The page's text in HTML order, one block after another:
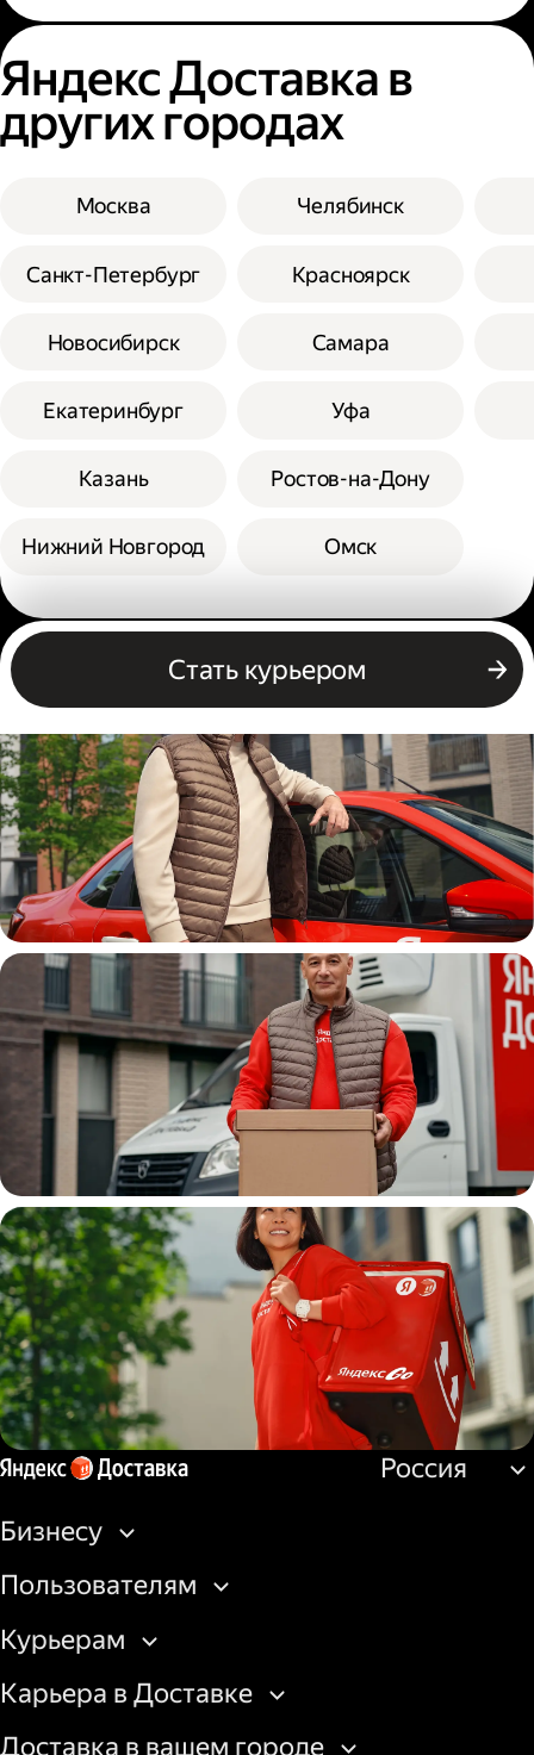
Яндекс Доставка в
других городах
Москва
Санкт-Петербург
Новосибирск
Екатеринбург
Казань
Нижний Новгород
Челябинск
Красноярск
Самара
Уфа
Ростов-на-Дону
Омск
Стать курьером
Другие профессии
Автокурьер
Водитель
грузовой машины
Пеший курьер
Россия
Бизнесу
Пользователям
Курьерам
Карьера в Доставке
Доставка в вашем городе